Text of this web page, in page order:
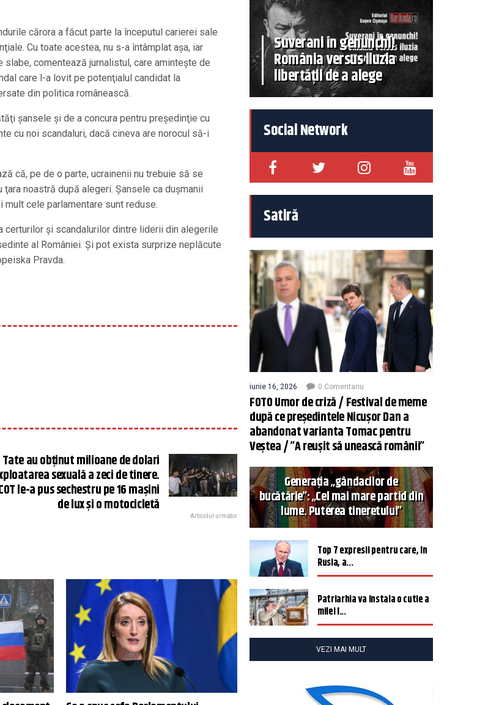
cărora a făcut parte la începutul carierei sale
Cu toate acestea, nu s-a întâmplat aşa, iar
comentează jurnalistul, care aminteşte de
care l-a lovit pe potenţialul candidat la
din politica românească.
şansele şi de a concura pentru preşedinţie cu
cu noi scandaluri, dacă cineva are norocul să-i
că, pe de o parte, ucrainenii nu trebuie să se
noastră după alegeri. Şansele ca duşmanii
cele parlamentare sunt reduse.
şi scandalurilor dintre liderii din alegerile
al României. Şi pot exista surprize neplăcute
Pravda.
au obținut milioane de dolari
sexuală a zeci de tinere.
le-a pus sechestru pe 16 mașini
de lux și o motocicletă
Articolul următor
Suverani în genunchi!
România versus iluzia
libertății de a alege
Social Network
Satiră
iunie 16, 2026 0 Comentariu
FOTO Umor de criză / Festival de meme
după ce președintele Nicușor Dan a
abandonat varianta Tomac pentru
Veștea / ”A reușit să unească românii”
Generația „gândacilor de
bucătărie”: „Cel mai mare partid din
lume. Puterea tineretului”
Top 7 expresii pentru care, în
Rusia, a...
Patriarhia va instala o cutie a
milei î...
VEZI MAI MULT